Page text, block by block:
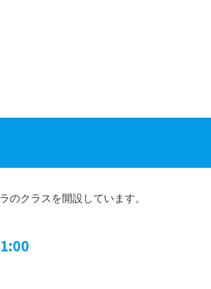
のクラスを開設しています。